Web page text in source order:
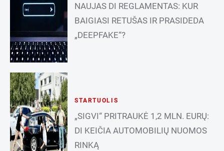
NAUJAS DI REGLAMENTAS: KUR
BAIGIASI RETUŠAS IR PRASIDEDA
„DEEPFAKE“?
STARTUOLIS
„SIGVI“ PRITRAUKĖ 1,2 MLN. EURŲ:
DI KEIČIA AUTOMOBILIŲ NUOMOS
RINKĄ